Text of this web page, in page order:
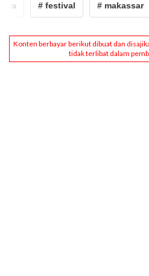
# festival # makassar